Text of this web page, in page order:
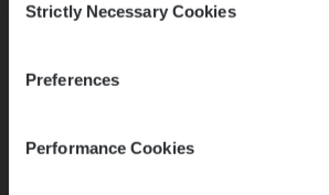
Selection
Strictly Necessary Cookies
Preferences
Performance Cookies